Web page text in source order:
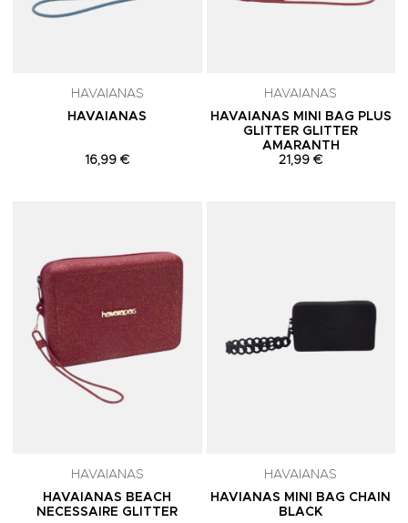
HAVAIANAS
HAVAIANAS
16,99 €
HAVAIANAS
HAVAIANAS MINI BAG PLUS
GLITTER GLITTER
AMARANTH
21,99 €
HAVAIANAS
HAVAIANAS BEACH
NECESSAIRE GLITTER
HAVAIANAS
HAVIANAS MINI BAG CHAIN
BLACK